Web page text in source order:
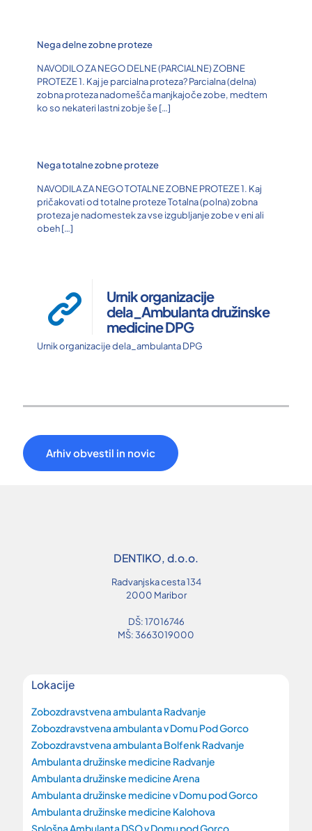
Nega delne zobne proteze
NAVODILO ZA NEGO DELNE (PARCIALNE) ZOBNE
PROTEZE 1. Kaj je parcialna proteza? Parcialna (delna)
zobna proteza nadomešča manjkajoče zobe, medtem
ko so nekateri lastni zobje še[…]
Nega totalne zobne proteze
NAVODILA ZA NEGO TOTALNE ZOBNE PROTEZE 1. Kaj
pričakovati od totalne proteze Totalna (polna) zobna
proteza je nadomestek za vse izgubljanje zobe v eni ali
obeh[…]
Urnik organizacije
dela_Ambulanta družinske
medicine DPG
Urnik organizacije dela_ambulanta DPG
Arhiv obvestil in novic
DENTIKO, d.o.o.
Radvanjska cesta 134
2000 Maribor
DŠ: 17016746
MŠ: 3663019000
Lokacije
Zobozdravstvena ambulanta Radvanje
Zobozdravstvena ambulanta v Domu Pod Gorco
Zobozdravstvena ambulanta Bolfenk Radvanje
Ambulanta družinske medicine Radvanje
Ambulanta družinske medicine Arena
Ambulanta družinske medicine v Domu pod Gorco
Ambulanta družinske medicine Kalohova
Splošna Ambulanta DSO v Domu pod Gorco